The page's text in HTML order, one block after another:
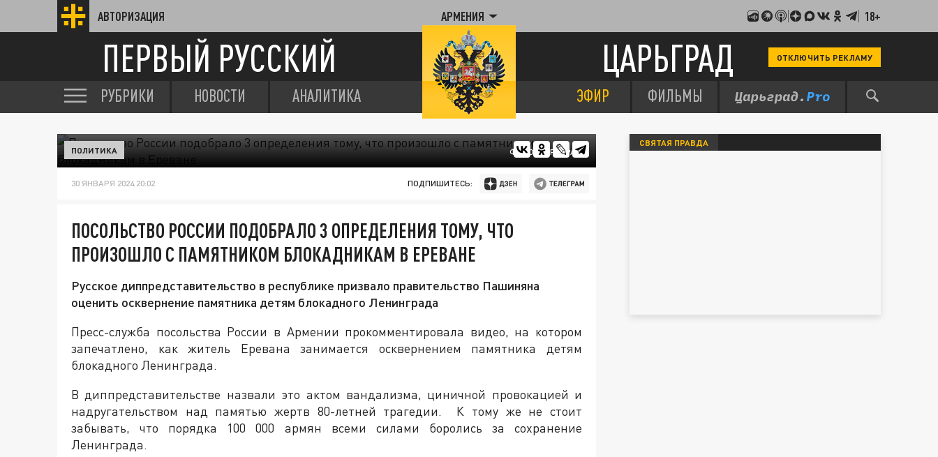
АВТОРИЗАЦИЯ АРМЕНИЯ 18+
ПЕРВЫЙ РУССКИЙ ЦАРЬГРАД ОТКЛЮЧИТЬ РЕКЛАМУ
РУБРИКИ НОВОСТИ АНАЛИТИКА ЭФИР ФИЛЬМЫ
ФОТО: ЦАРЬГРАД
ПОЛИТИКА
30 ЯНВАРЯ 2024 20:02 ПОДПИШИТЕСЬ:
ПОСОЛЬСТВО РОССИИ ПОДОБРАЛО 3 ОПРЕДЕЛЕНИЯ ТОМУ, ЧТО
ПРОИЗОШЛО С ПАМЯТНИКОМ БЛОКАДНИКАМ В ЕРЕВАНЕ
Русское диппредставительство в республике призвало правительство Пашиняна
оценить осквернение памятника детям блокадного Ленинграда
Пресс-служба посольства России в Армении прокомментировала видео, на котором
запечатлено, как житель Еревана занимается осквернением памятника детям
блокадного Ленинграда.
В диппредставительстве назвали это актом вандализма, циничной провокацией и
надругательством над памятью жертв 80-летней трагедии. К тому же не стоит
забывать, что порядка 100 000 армян всеми силами боролись за сохранение
Ленинграда.
СВЯТАЯ ПРАВДА